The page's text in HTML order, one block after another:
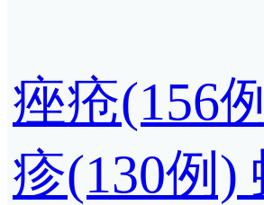
痤疮(156
疹(130例)